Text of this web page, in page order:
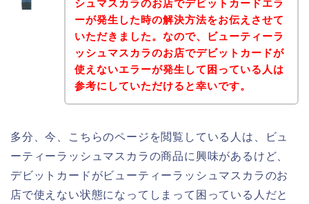
シュマスカラのお店でデビットカードエラ
ーが発生した時の解決方法をお伝えさせて
いただきました。なので、ビューティーラ
ッシュマスカラのお店でデビットカードが
使えないエラーが発生して困っている人は
参考にしていただけると幸いです。
多分、今、こちらのページを閲覧している人は、ビュ
ーティーラッシュマスカラの商品に興味があるけど、
デビットカードがビューティーラッシュマスカラのお
店で使えない状態になってしまって困っている人だと